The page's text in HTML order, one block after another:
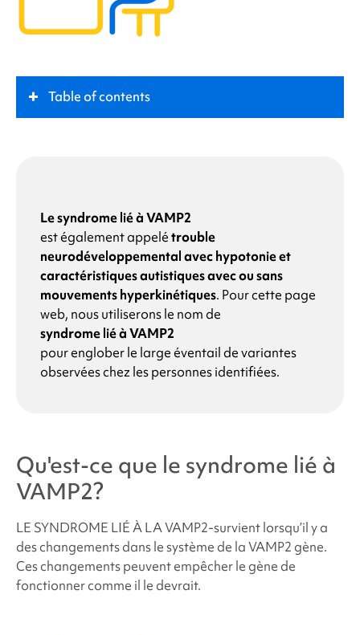
Table of contents
Symptômes
Quelles sont les causes dusyndrome lié à VAMP2
Pourquoi mon enfant présente-t-il une
modification du gèneVAMP2?
Combien de personnes sont atteintes du
Les personnes atteintes du syndrome lié à VAMP2
ont-elles un aspect différent ?
Le syndrome lié à VAMP2
est également appelétrouble
neurodéveloppemental avec hypotonie et
caractéristiques autistiques avec ou sans
mouvements hyperkinétiques. Pour cette page
web, nous utiliserons le nom de
syndrome lié à VAMP2
pour englober le large éventail de variantes
observées chez les personnes identifiées.
Qu'est-ce que le syndrome lié à
VAMP2?
LE SYNDROME LIÉ À LA VAMP2-survient lorsqu’il y a
des changements dans le système de laVAMP2 gène.
Ces changements peuvent empêcher le gène de
fonctionner comme il le devrait.